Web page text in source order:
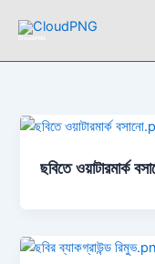
ছবিতে ওয়াটারমার্ক